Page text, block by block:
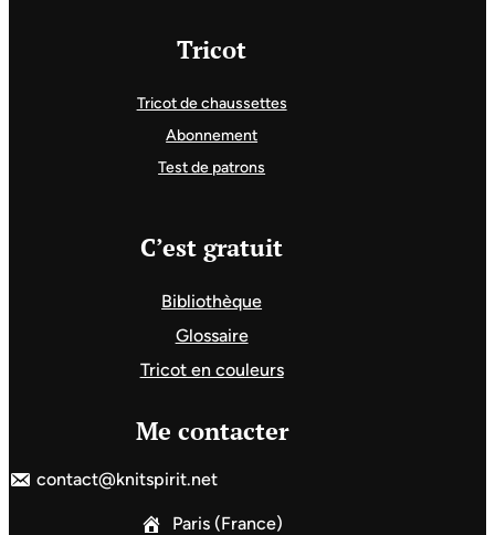
Tricot
Tricot de chaussettes
Abonnement
Test de patrons
C’est gratuit
Bibliothèque
Glossaire
Tricot en couleurs
Me contacter
contact@knitspirit.net
Paris (France)